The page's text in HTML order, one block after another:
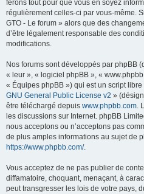
ferons tout pour que vous en soyez
régulièrement celles-ci par vous-même.
GTO - Le forum » alors que des
d’être légalement responsable des
modifications.
Nos forums sont développés par phpBB
« leur », « logiciel phpBB », «
« Équipes phpBB ») qui est un script
GNU General Public License v2 »
être téléchargé depuis www.phpbb.com.
les discussions sur Internet. phpBB
nous acceptons ou n’acceptons pas
de plus amples informations au sujet de
https://www.phpbb.com/.
Vous acceptez de ne pas publier de
diffamatoire, choquant, menaçant, à
peut transgresser les lois de votre pays,